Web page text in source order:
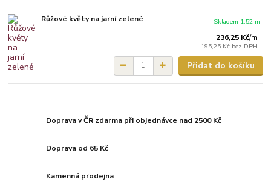
Růžové květy na jarní zelené
236,25 Kč/m
195,25 Kč bez DPH
Skladem 1.52 m
Přidat do košíku
Doprava v ČR zdarma při objednávce nad 2500 Kč
Doprava od 65 Kč
Kamenná prodejna